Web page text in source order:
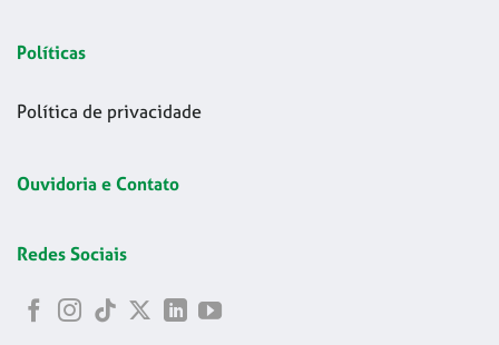
Políticas
Política de privacidade
Ouvidoria e Contato
Redes Sociais